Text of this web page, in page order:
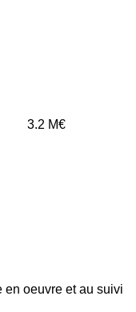
3.2 M€
en oeuvre et au suivi